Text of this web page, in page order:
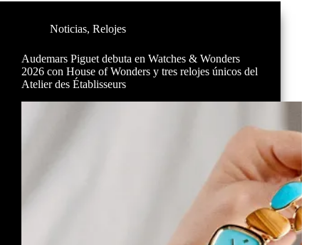
Noticias, Relojes
Audemars Piguet debuta en Watches & Wonders
2026 con House of Wonders y tres relojes únicos del
Atelier des Établisseurs